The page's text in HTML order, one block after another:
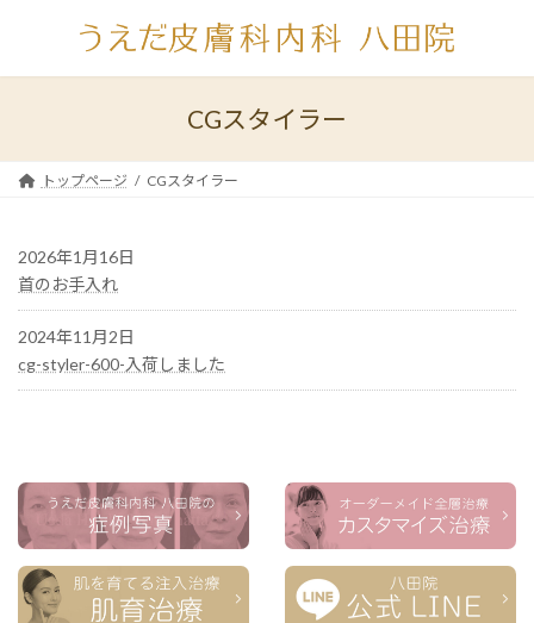
ン
ー
CGスタイラー
トップページ CGスタイラー
2026年1月16日
首のお手入れ
2024年11月2日
cg-styler-600-入荷しました